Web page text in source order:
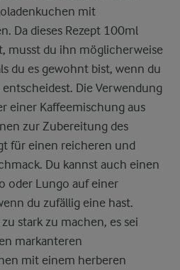
mit
Da dieses Rezept 100ml
musst du ihn möglicherweise
du es gewohnt bist, wenn du
Die Verwendung
einer Kaffeemischung aus
zur Zubereitung des
für einen reicheren und
Du kannst auch einen
oder Lungo auf einer
du zufällig eine hast.
stark zu machen, es sei
markanteren
mit einem herberen